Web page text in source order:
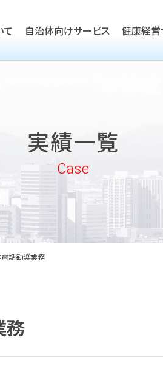
て 自治体向けサービス
実績一覧
健康経営
健康経営優良法
企業向けヘルス
沿革
めいほうの取り組み
めいほうの歴史
実績一覧
Case
話勧奨業務
務